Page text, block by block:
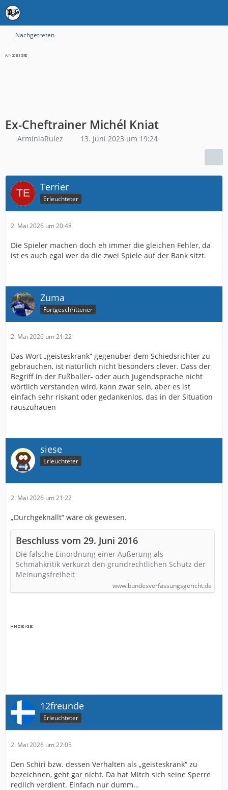
Nachgetreten
Ex-Cheftrainer Michél Kniat
ArminiaRulez 13. Juni 2023 um 19:24
Terrier
Erleuchteter
2. Mai 2026 um 20:48
Die Spieler machen doch eh immer die gleichen Fehler, da
ist es auch egal wer da die zwei Spiele auf der Bank sitzt.
Zuma
Fortgeschrittener
2. Mai 2026 um 21:22
Das Wort „geisteskrank“ gegenüber dem Schiedsrichter zu
gebrauchen, ist natürlich nicht besonders clever. Dass der
Begriff in der Fußballer- oder auch Jugendsprache nicht
wörtlich verstanden wird, kann zwar sein, aber es ist
einfach sehr riskant oder gedankenlos, das in der Situation
rauszuhauen
siese
Erleuchteter
2. Mai 2026 um 21:22
„Durchgeknallt“ wäre ok gewesen.
Beschluss vom 29. Juni 2016
Die falsche Einordnung einer Äußerung als
Schmähkritik verkürzt den grundrechtlichen Schutz der
Meinungsfreiheit
www.bundesverfassungsgericht.de
12freunde
Erleuchteter
2. Mai 2026 um 22:05
Den Schiri bzw. dessen Verhalten als „geisteskrank“ zu
bezeichnen, geht gar nicht. Da hat Mitch sich seine Sperre
redlich verdient. Einfach nur dumm…